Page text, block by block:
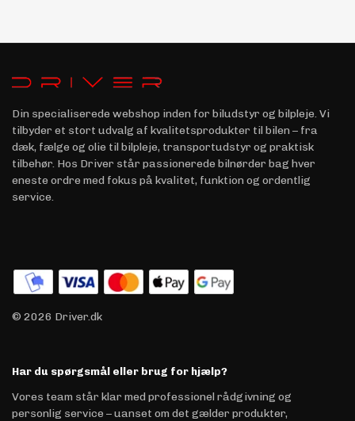
Din specialiserede webshop inden for biludstyr og bilpleje. Vi
tilbyder et stort udvalg af kvalitetsprodukter til bilen – fra
dæk, fælge og olie til bilpleje, transportudstyr og praktisk
tilbehør. Hos Driver står passionerede bilnørder bag hver
eneste ordre med fokus på kvalitet, funktion og ordentlig
service.
© 2026 Driver.dk
Har du spørgsmål eller brug for hjælp?
Vores team står klar med professionel rådgivning og
personlig service – uanset om det gælder produkter,